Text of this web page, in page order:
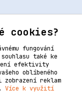
cookies?
fungování
také ke
efektivity
oblíbeného
reklam
Více k využití